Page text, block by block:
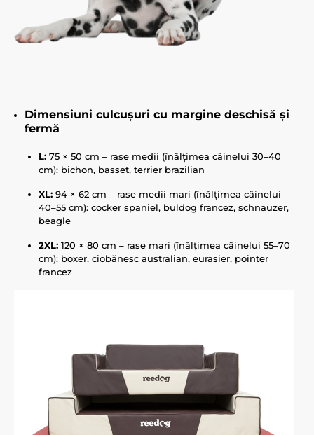
Dimensiuni culcușuri cu margine deschisă și
fermă
L: 75 × 50 cm – rase medii (înălțimea câinelui 30–40
cm): bichon, basset, terrier brazilian
XL: 94 × 62 cm – rase medii mari (înălțimea câinelui
40–55 cm): cocker spaniel, buldog francez, schnauzer,
beagle
2XL: 120 × 80 cm – rase mari (înălțimea câinelui 55–70
cm): boxer, ciobănesc australian, eurasier, pointer
francez